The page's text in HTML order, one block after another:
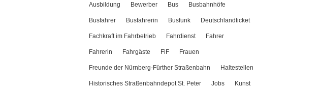
Ausbildung Bewerber Bus Busbahnhöfe
Busfahrer Busfahrerin Busfunk Deutschlandticket
Fachkraft im Fahrbetrieb Fahrdienst Fahrer
Fahrerin Fahrgäste FiF Frauen
Freunde der Nürnberg-Fürther Straßenbahn Haltestellen
Historisches Straßenbahndepot St. Peter Jobs Kunst